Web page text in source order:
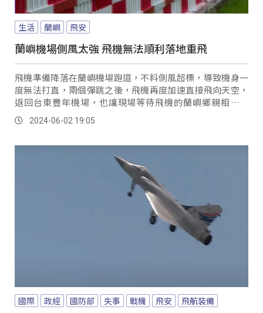
生活 蘭嶼 飛安
蘭嶼機場側風太強 飛機無法順利落地重飛
飛機準備降落在蘭嶼機場跑道，不料側風超標，導致機身一
度無法打直，兩個彈跳之後，飛機再度加速直接飛向天空，
返回台東豐年機場，也讓現場等待飛機的蘭嶼鄉親相當傻
眼。2024-06-02 19:05
國際 政經 國防部 失事 戰機 飛安 飛航裝備